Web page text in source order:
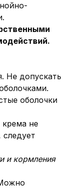
Не допускать
оболочки
крема не
и кормления